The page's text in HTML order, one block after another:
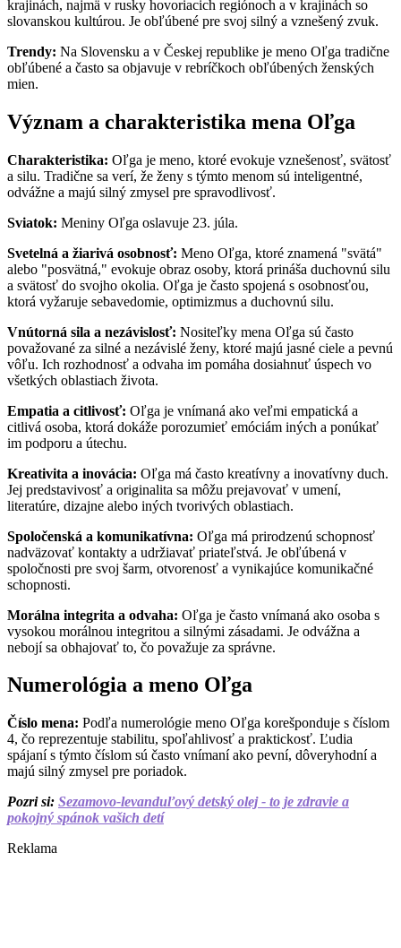
krajinách, najmä v rusky hovoriacich regiónoch a v krajinách so
slovanskou kultúrou. Je obľúbené pre svoj silný a vznešený zvuk.
Trendy: Na Slovensku a v Českej republike je meno Oľga tradične
obľúbené a často sa objavuje v rebríčkoch obľúbených ženských
mien.
Význam a charakteristika mena Oľga
Charakteristika: Oľga je meno, ktoré evokuje vznešenosť, svätosť
a silu. Tradične sa verí, že ženy s týmto menom sú inteligentné,
odvážne a majú silný zmysel pre spravodlivosť.
Sviatok: Meniny Oľga oslavuje 23. júla.
Svetelná a žiarivá osobnosť: Meno Oľga, ktoré znamená "svätá"
alebo "posvätná," evokuje obraz osoby, ktorá prináša duchovnú silu
a svätosť do svojho okolia. Oľga je často spojená s osobnosťou,
ktorá vyžaruje sebavedomie, optimizmus a duchovnú silu.
Vnútorná sila a nezávislosť: Nositeľky mena Oľga sú často
považované za silné a nezávislé ženy, ktoré majú jasné ciele a pevnú
vôľu. Ich rozhodnosť a odvaha im pomáha dosiahnuť úspech vo
všetkých oblastiach života.
Empatia a citlivosť: Oľga je vnímaná ako veľmi empatická a
citlivá osoba, ktorá dokáže porozumieť emóciám iných a ponúkať
im podporu a útechu.
Kreativita a inovácia: Oľga má často kreatívny a inovatívny duch.
Jej predstavivosť a originalita sa môžu prejavovať v umení,
literatúre, dizajne alebo iných tvorivých oblastiach.
Spoločenská a komunikatívna: Oľga má prirodzenú schopnosť
nadväzovať kontakty a udržiavať priateľstvá. Je obľúbená v
spoločnosti pre svoj šarm, otvorenosť a vynikajúce komunikačné
schopnosti.
Morálna integrita a odvaha: Oľga je často vnímaná ako osoba s
vysokou morálnou integritou a silnými zásadami. Je odvážna a
nebojí sa obhajovať to, čo považuje za správne.
Numerológia a meno Oľga
Číslo mena: Podľa numerológie meno Oľga korešponduje s číslom
4, čo reprezentuje stabilitu, spoľahlivosť a praktickosť. Ľudia
spájaní s týmto číslom sú často vnímaní ako pevní, dôveryhodní a
majú silný zmysel pre poriadok.
Pozri si: Sezamovo-levanduľový detský olej - to je zdravie a
pokojný spánok vašich detí
Reklama